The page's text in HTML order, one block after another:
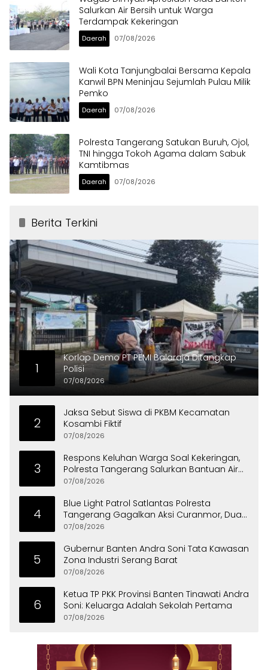
Salurkan Air Bersih untuk Warga
Terdampak Kekeringan
Daerah 07/08/2026
Wali Kota Tanjungbalai Bersama Kepala
Kanwil BPN Meninjau Sejumlah Pulau Milik
Pemko
Daerah 07/08/2026
Polresta Tangerang Satukan Buruh, Ojol,
TNI hingga Tokoh Agama dalam Sabuk
Kamtibmas
Daerah 07/08/2026
Berita Terkini
1
Korlap Demo PT PEMI Balaraja Ditangkap
Polisi
07/08/2026
2
Jaksa Sebut Siswa di PKBM Kecamatan
Kosambi Fiktif
07/08/2026
3
Respons Keluhan Warga Soal Kekeringan,
Polresta Tangerang Salurkan Bantuan Air
Bersih ke Panongan
07/08/2026
4
Blue Light Patrol Satlantas Polresta
Tangerang Gagalkan Aksi Curanmor, Dua
Pria Diamankan
07/08/2026
5
Gubernur Banten Andra Soni Tata Kawasan
Zona Industri Serang Barat
07/08/2026
6
Ketua TP PKK Provinsi Banten Tinawati Andra
Soni: Keluarga Adalah Sekolah Pertama
07/08/2026